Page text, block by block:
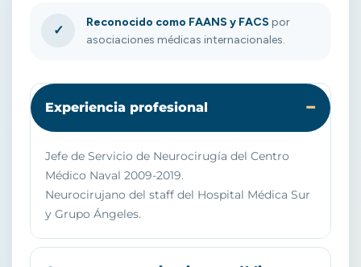
✓
Reconocido como FAANS y FACS por
asociaciones médicas internacionales.
Experiencia profesional
Jefe de Servicio de Neurocirugía del Centro
Médico Naval 2009-2019.
Neurocirujano del staff del Hospital Médica Sur
y Grupo Ángeles.